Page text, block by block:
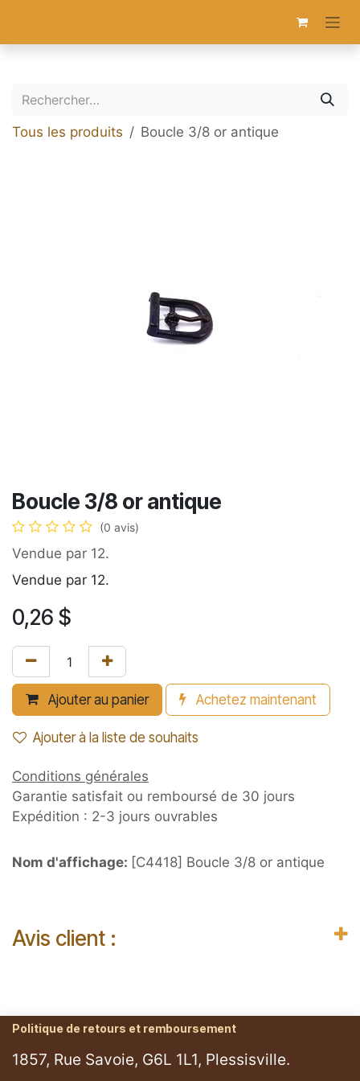
Tous les produits Boucle 3/8 or antique
Boucle 3/8 or antique
(0 avis)
Vendue par 12.
Vendue par 12.
0,26 $
Ajouter au panier Achetez maintenant
Ajouter à la liste de souhaits
Conditions générales
Garantie satisfait ou remboursé de 30 jours
Expédition : 2-3 jours ouvrables
Nom d'affichage: [C4418] Boucle 3/8 or antique
Avis client :
Politique de retours et remboursement
1857, Rue Savoie, G6L 1L1, Plessisville.